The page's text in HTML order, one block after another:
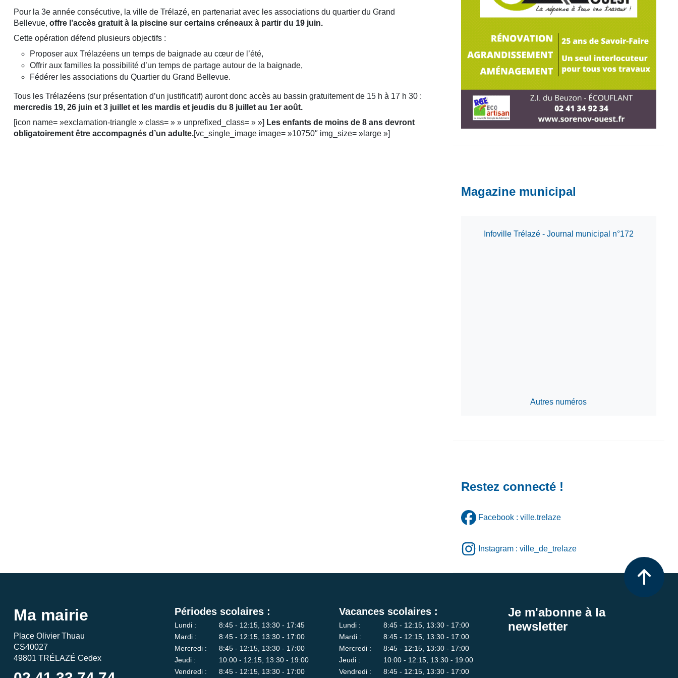
Pour la 3e année consécutive, la ville de Trélazé, en partenariat avec les associations du quartier du Grand
Bellevue, offre l’accès gratuit à la piscine sur certains créneaux à partir du 19 juin.
Cette opération défend plusieurs objectifs :
Proposer aux Trélazéens un temps de baignade au cœur de l’été,
Offrir aux familles la possibilité d’un temps de partage autour de la baignade,
Fédérer les associations du Quartier du Grand Bellevue.
Tous les Trélazéens (sur présentation d’un justificatif) auront donc accès au bassin gratuitement de 15 h à 17 h 30 :
mercredis 19, 26 juin et 3 juillet et les mardis et jeudis du 8 juillet au 1er août.
[icon name= »exclamation-triangle » class= » » unprefixed_class= » »] Les enfants de moins de 8 ans devront
obligatoirement être accompagnés d’un adulte.[vc_single_image image= »10750″ img_size= »large »]
Magazine municipal
Infoville Trélazé - Journal municipal n°172
Autres numéros
Restez connecté !
Facebook : ville.trelaze
Instagram : ville_de_trelaze
Ma mairie
Place Olivier Thuau
CS40027
49801 TRÉLAZÉ Cedex
Périodes scolaires :
Lundi :
8:45 - 12:15, 13:30 - 17:45
Mardi :
8:45 - 12:15, 13:30 - 17:00
Mercredi :
8:45 - 12:15, 13:30 - 17:00
Jeudi :
10:00 - 12:15, 13:30 - 19:00
Vendredi :
8:45 - 12:15, 13:30 - 17:00
Vacances scolaires :
Lundi :
8:45 - 12:15, 13:30 - 17:00
Mardi :
8:45 - 12:15, 13:30 - 17:00
Mercredi :
8:45 - 12:15, 13:30 - 17:00
Jeudi :
10:00 - 12:15, 13:30 - 19:00
Vendredi :
8:45 - 12:15, 13:30 - 17:00
Je m'abonne à la
newsletter